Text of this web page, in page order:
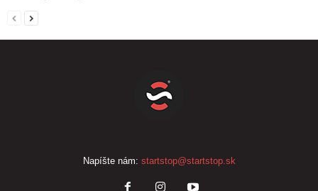
Napíšte nám: startstop@startstop.sk